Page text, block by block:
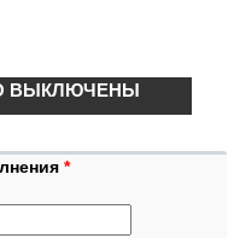
ВЫКЛЮЧЕНЫ
*